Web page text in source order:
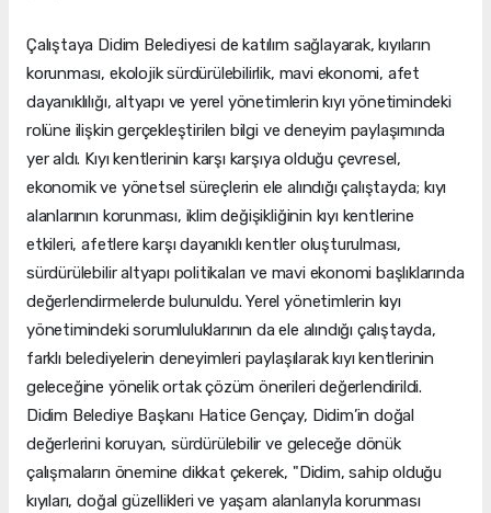
Çalıştaya Didim Belediyesi de katılım sağlayarak, kıyıların
korunması, ekolojik sürdürülebilirlik, mavi ekonomi, afet
dayanıklılığı, altyapı ve yerel yönetimlerin kıyı yönetimindeki
rolüne ilişkin gerçekleştirilen bilgi ve deneyim paylaşımında
yer aldı. Kıyı kentlerinin karşı karşıya olduğu çevresel,
ekonomik ve yönetsel süreçlerin ele alındığı çalıştayda; kıyı
alanlarının korunması, iklim değişikliğinin kıyı kentlerine
etkileri, afetlere karşı dayanıklı kentler oluşturulması,
sürdürülebilir altyapı politikaları ve mavi ekonomi başlıklarında
değerlendirmelerde bulunuldu. Yerel yönetimlerin kıyı
yönetimindeki sorumluluklarının da ele alındığı çalıştayda,
farklı belediyelerin deneyimleri paylaşılarak kıyı kentlerinin
geleceğine yönelik ortak çözüm önerileri değerlendirildi.
Didim Belediye Başkanı Hatice Gençay, Didim’in doğal
değerlerini koruyan, sürdürülebilir ve geleceğe dönük
çalışmaların önemine dikkat çekerek, "Didim, sahip olduğu
kıyıları, doğal güzellikleri ve yaşam alanlarıyla korunması